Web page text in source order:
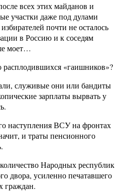
всех этих майданов и
участки даже под дулами
почти не осталось
в Россию и к соседям
моет…
расплодившихся «гаишников»?
служивые они или бандиты
зарплаты вырвать у
наступления ВСУ на фронтах
и траты пенсионного
Народных республик
двора, усиленно печатавшего
граждан.